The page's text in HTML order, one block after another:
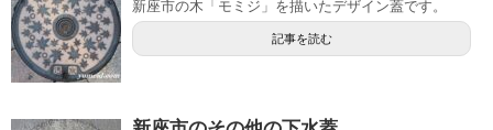
新座市の木「モミジ」を描いたデザイン蓋です。
記事を読む